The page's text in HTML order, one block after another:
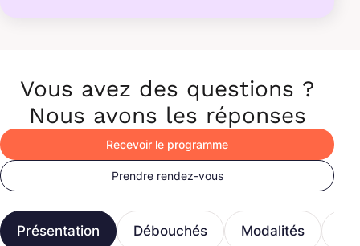
Vous avez des questions ?
Nous avons les réponses
Recevoir le programme
Prendre rendez-vous
Présentation Débouchés Modalités